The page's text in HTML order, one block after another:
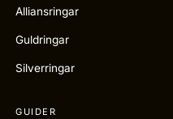
Alliansringar
Guldringar
Silverringar
GUIDER